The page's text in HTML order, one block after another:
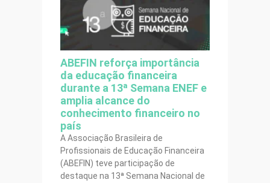
ABEFIN reforça importância
da educação financeira
durante a 13ª Semana ENEF e
amplia alcance do
conhecimento financeiro no
país
A Associação Brasileira de
Profissionais de Educação Financeira
(ABEFIN) teve participação de
destaque na 13ª Semana Nacional de